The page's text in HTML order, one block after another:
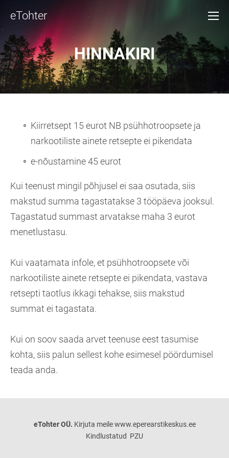
eTohter
HINNAKIRI
Kiirretsept 15 eurot NB psühhotroopsete ja
narkootiliste ainete retsepte ei pikendata
e-nõustamine 45 eurot
Kui teenust mingil põhjusel ei saa osutada, siis
makstud summa tagastatakse 3 tööpäeva jooksul.
Tagastatud summast arvatakse maha 3 eurot
menetlustasu.
Kui vaatamata infole, et psühhotroopsete või
narkootiliste ainete retsepte ei pikendata, vastava
retsepti taotlus ikkagi tehakse, siis makstud
summat ei tagastata.
Kui on soov saada arvet teenuse eest tasumise
kohta, siis palun sellest kohe esimesel pöördumisel
teada anda.
eTohter OÜ. Kirjuta meile www.eperearstikeskus.ee
Kindlustatud PZU